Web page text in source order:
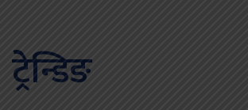
ट्रेन्डिङ